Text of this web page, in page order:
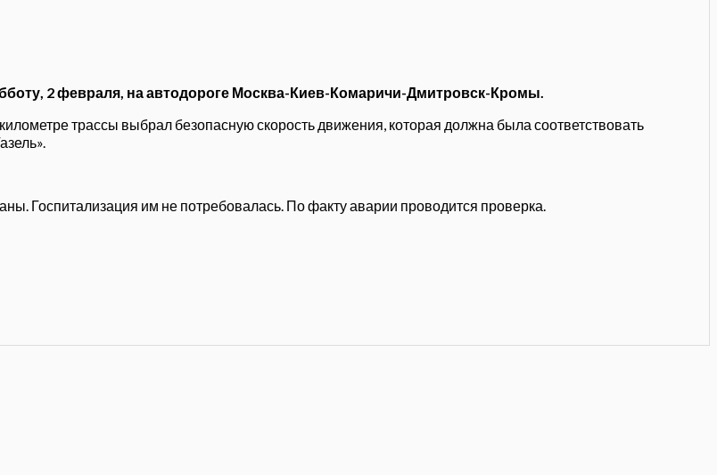
2 февраля, на автодороге Москва-Киев-Комаричи-Дмитровск-Кромы.
трассы выбрал безопасную скорость движения, которая должна была соответствовать
Госпитализация им не потребовалась. По факту аварии проводится проверка.